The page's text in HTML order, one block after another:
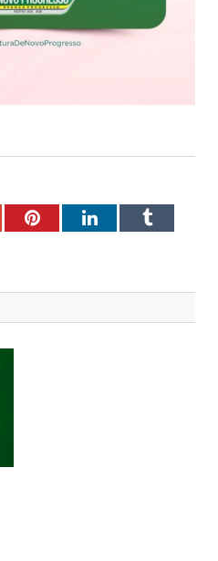
PinterestLinkedInTumblr